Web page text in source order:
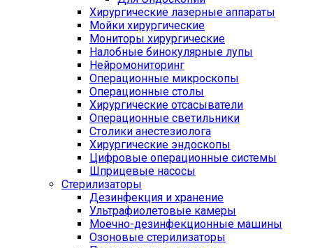
Хирургические лазерные аппараты
Мойки хирургические
Мониторы хирургические
Налобные бинокулярные лупы
Нейромониторинг
Операционные микроскопы
Операционные столы
Хирургические отсасыватели
Операционные светильники
Столики анестезиолога
Хирургические эндоскопы
Цифровые операционные системы
Шприцевые насосы
Стерилизаторы
Дезинфекция и хранение
Ультрафиолетовые камеры
Моечно-дезинфекционные машины
Озоновые стерилизаторы